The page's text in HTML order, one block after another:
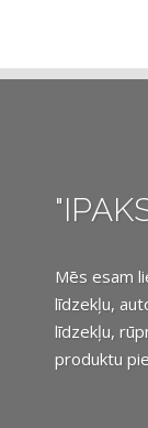
Mēs esam
līdzekļu,
līdzekļu,
produktu